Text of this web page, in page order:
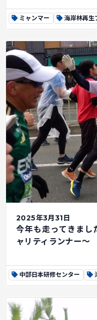
ミャンマー 海岸林再生
2025年3月31日
今年も走ってきまし
ャリティランナー～
中部日本研修センター